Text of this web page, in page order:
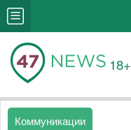
18+
Коммуникации